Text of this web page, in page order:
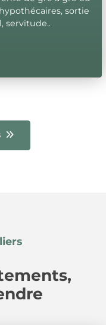
sortie
servitude..